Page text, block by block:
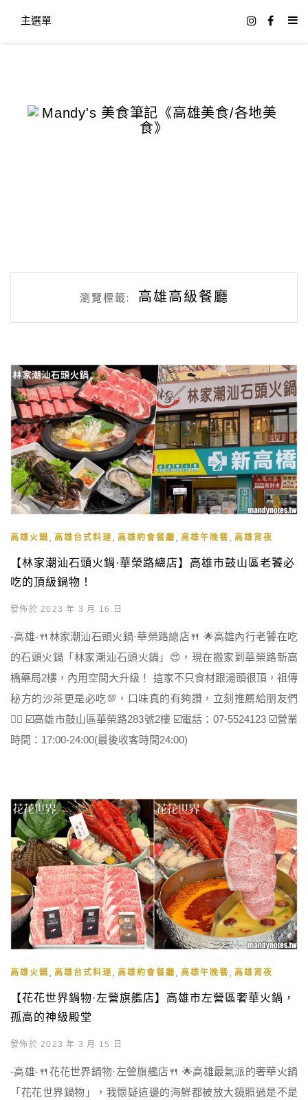
主選單
瀏覽標籤: 高雄高級餐廳
高雄火鍋 , 高雄台式料理 , 高雄約會餐廳 , 高雄午晚餐 , 高雄宵夜
【林家潮汕石頭火鍋·華榮路總店】高雄市鼓山區老饕必
吃的頂級鍋物！
發佈於 2023 年 3 月 16 日
-高雄-🍴林家潮汕石頭火鍋·華榮路總店🍴 🌟高雄內行老饕在吃
的石頭火鍋「林家潮汕石頭火鍋」😍，現在搬家到華榮路新高
橋藥局2樓，內用空間大升級！ 這家不只食材跟湯頭很頂，祖傳
秘方的沙茶更是必吃💯，口味真的有夠讚，立刻推薦給朋友們
👍🏻 ☑️高雄市鼓山區華榮路283號2樓 ☑️電話：07-5524123 ☑️營業
時間：17:00-24:00(最後收客時間24:00)
高雄火鍋 高雄台式料理 高雄約會餐廳 高雄午晚餐 高雄宵夜
【花花世界鍋物·左營旗艦店】高雄市左營區奢華火鍋，
孤高的神級殿堂
發佈於 2023 年 3 月 15 日
-高雄-🍴花花世界鍋物·左營旗艦店🍴 🌟高雄最氣派的奢華火鍋
「花花世界鍋物」，我懷疑這邊的海鮮都被放大鏡照過是不是